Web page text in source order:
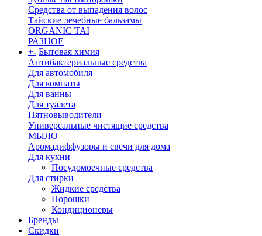
Средства от выпадения волос
Тайские лечебные бальзамы
ORGANIC TAI
РАЗНОЕ
+- Бытовая химия
Антибактериальные средства
Для автомобиля
Для комнаты
Для ванны
Для туалета
Пятновыводители
Универсальные чистящие средства
МЫЛО
Аромадиффузоры и свечи для дома
Для кухни
Посудомоечные средства
Для стирки
Жидкие средства
Порошки
Кондиционеры
Бренды
Скидки